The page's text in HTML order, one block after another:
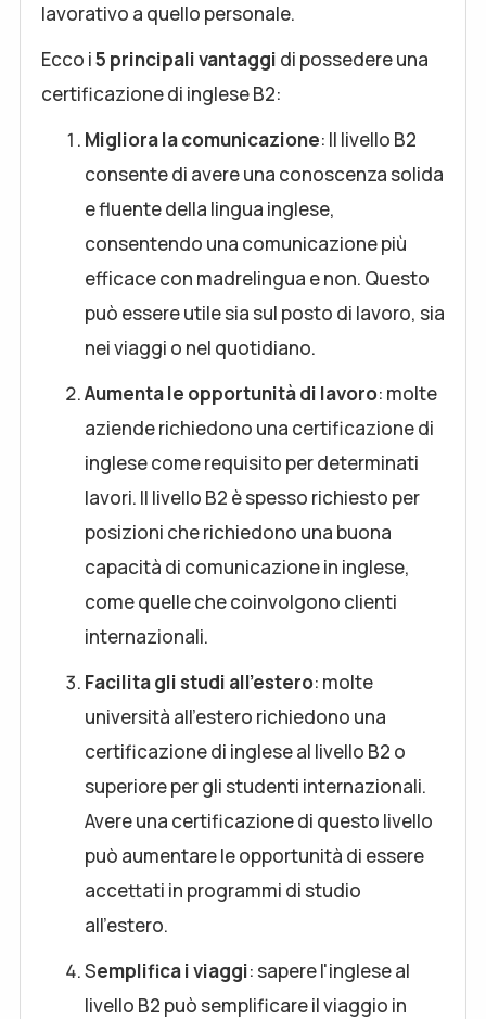
lavorativo a quello personale.
Ecco i5 principali vantaggi di possedere una
certificazione di inglese B2:
Migliora la comunicazione: Il livello B2
consente di avere una conoscenza solida
e fluente della lingua inglese,
consentendo una comunicazione più
efficace con madrelingua e non. Questo
può essere utile sia sul posto di lavoro, sia
nei viaggi o nel quotidiano.
Aumenta le opportunità di lavoro: molte
aziende richiedono una certificazione di
inglese come requisito per determinati
lavori. Il livello B2 è spesso richiesto per
posizioni che richiedono una buona
capacità di comunicazione in inglese,
come quelle che coinvolgono clienti
internazionali.
Facilita gli studi all'estero: molte
università all'estero richiedono una
certificazione di inglese al livello B2 o
superiore per gli studenti internazionali.
Avere una certificazione di questo livello
può aumentare le opportunità di essere
accettati in programmi di studio
all'estero.
Semplifica i viaggi: sapere l'inglese al
livello B2 può semplificare il viaggio in